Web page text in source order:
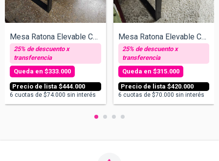
Mesa Ratona Elevable Cassette 2 Posicion...
$444.000
$333.000
6 cuotas de $74.000 sin interés
Mesa Ratona Elevable Cassette 2 Posicion...
$420.000
$315.000
6 cuotas de $70.000 sin interés